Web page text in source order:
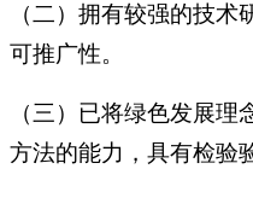
（二）拥有较强的技
可推广性。
（三）已将绿色发展
方法的能力，具有检验